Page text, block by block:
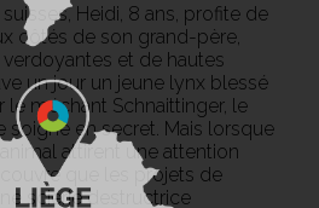
Heidi, 8 ans, profite de
côtés de son grand-père,
et de hautes
un jour un jeune lynx blessé
le méchant Schnaittinger, le
soigne en secret. Mais lorsque
attirent une attention
que les projets de
scierie destructrice